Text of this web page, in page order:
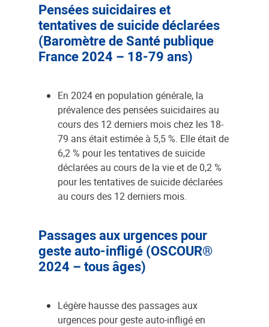
Pensées suicidaires et
tentatives de suicide déclarées
(Baromètre de Santé publique
France 2024 – 18-79 ans)
En 2024 en population générale, la
prévalence des pensées suicidaires au
cours des 12 derniers mois chez les 18-
79 ans était estimée à 5,5 %. Elle était de
6,2 % pour les tentatives de suicide
déclarées au cours de la vie et de 0,2 %
pour les tentatives de suicide déclarées
au cours des 12 derniers mois.
Passages aux urgences pour
geste auto-infligé (OSCOUR®
2024 – tous âges)
Légère hausse des passages aux
urgences pour geste auto-infligé en